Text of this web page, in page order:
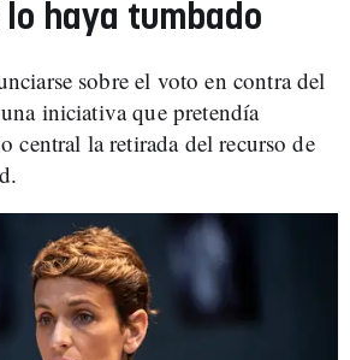
lo haya tumbado
sobre el voto en contra del
iniciativa que pretendía
central la retirada del recurso de